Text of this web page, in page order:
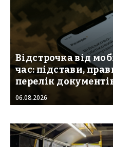
Відстрочка від
час: підстави,
перелік
06.08.2026